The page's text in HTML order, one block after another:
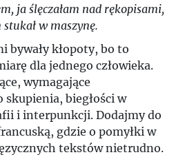
ja ślęczałam nad rękopisami,
w maszynę.
bywały kłopoty, bo to
dla jednego człowieka.
wymagające
skupienia, biegłości w
i interpunkcji. Dodajmy do
gdzie o pomyłki w
tekstów nietrudno.